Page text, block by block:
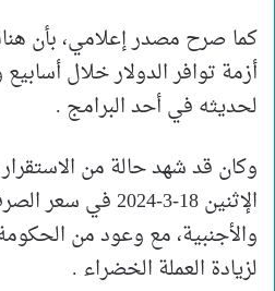
كما صرح مصدر إعلامي، بأن
أزمة توافر الدولار خلال
لحديثه في أحد البرامج .
وكان قد شهد حالة من
الإثنين 18-3-
والأجنبية، مع وعود من
لزيادة العملة الخضراء .